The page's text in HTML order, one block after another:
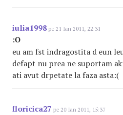
iulia1998 pe 21 Ian 2011, 22:31
:O
eu am fst indragostita d eun
defapt nu prea ne suportam
ati avut drpetate la faza asta:(
floricica27 pe 20 Ian 2011, 15:37